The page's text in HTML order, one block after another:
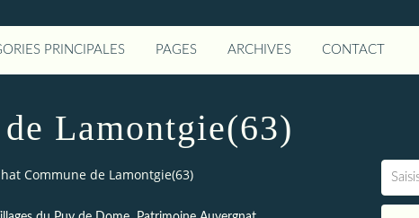
PRINCIPALES PAGES ARCHIVES CONTACT
Lamontgie(63)
Commune de Lamontgie(63)